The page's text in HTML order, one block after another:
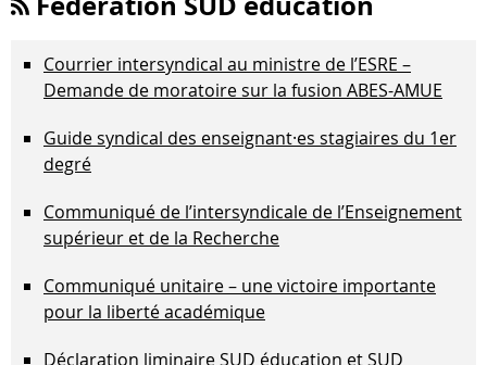
Courrier intersyndical au ministre de l’ESRE –
Demande de moratoire sur la fusion ABES-AMUE
Guide syndical des enseignant·es stagiaires du 1er
degré
Communiqué de l’intersyndicale de l’Enseignement
supérieur et de la Recherche
Communiqué unitaire – une victoire importante
pour la liberté académique
Déclaration liminaire SUD éducation et SUD